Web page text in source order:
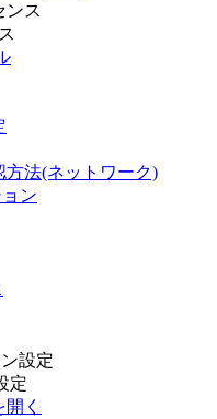
ンス
方法(ネットワーク)
ン
設定
定
く